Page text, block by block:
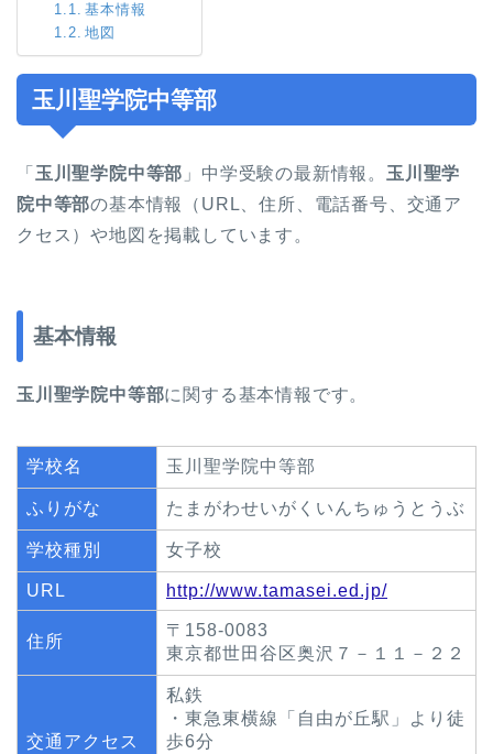
基本情報
地図
玉川聖学院中等部
「 玉川聖学院中等部 」中学受験の最新情報。 玉川聖学
院中等部の基本情報（URL、住所、電話番号、交通ア
クセス）や地図を掲載しています。
基本情報
玉川聖学院中等部に関する基本情報です。
学校名 玉川聖学院中等部
ふりがな たまがわせいがくいんちゅうとうぶ
学校種別 女子校
URL http://www.tamasei.ed.jp/
住所
〒158-0083
東京都世田谷区奥沢７－１１－２２
交通アクセス
私鉄
・東急東横線「自由が丘駅」より徒
歩6分